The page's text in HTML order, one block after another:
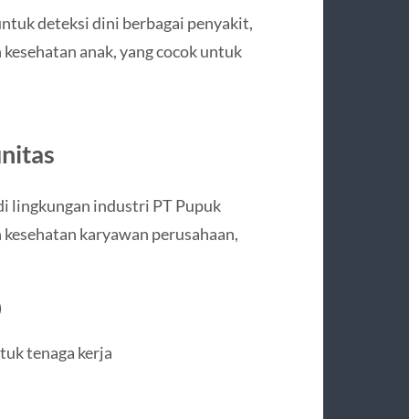
deteksi dini berbagai penyakit,
anak, yang cocok untuk
lingkungan industri PT Pupuk
karyawan perusahaan,
tenaga kerja